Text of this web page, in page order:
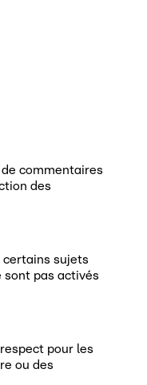
commentaires
des
certains sujets
sont pas activés
pour les
ou des